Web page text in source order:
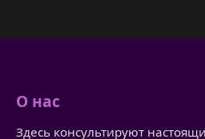
О нас
Здесь консультируют